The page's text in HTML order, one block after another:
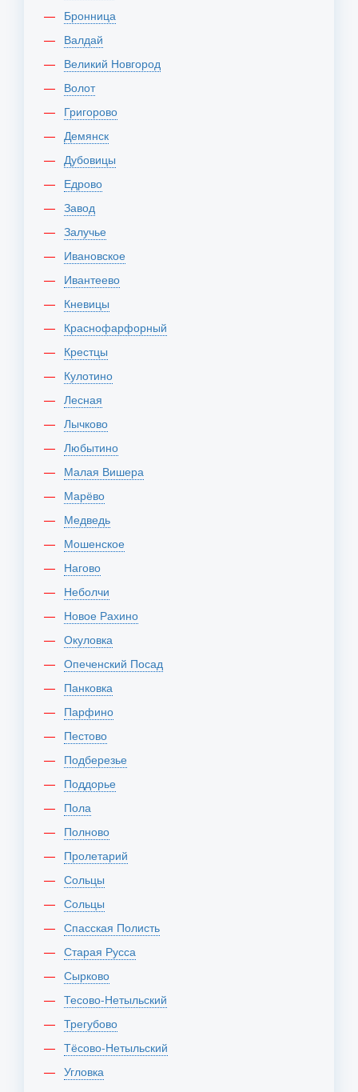
Бронница
Валдай
Великий Новгород
Волот
Григорово
Демянск
Дубовицы
Едрово
Завод
Залучье
Ивановское
Ивантеево
Кневицы
Краснофарфорный
Крестцы
Кулотино
Лесная
Лычково
Любытино
Малая Вишера
Марёво
Медведь
Мошенское
Нагово
Неболчи
Новое Рахино
Окуловка
Опеченский Посад
Панковка
Парфино
Пестово
Подберезье
Поддорье
Пола
Полново
Пролетарий
Сольцы
Сольцы
Спасская Полисть
Старая Русса
Сырково
Тесово-Нетыльский
Трегубово
Тёсово-Нетыльский
Угловка